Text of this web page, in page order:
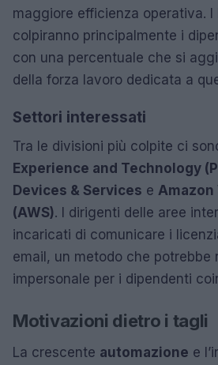
maggiore efficienza operativa. I
colpiranno principalmente i
con una percentuale che si
della forza lavoro dedicata a
Settori interessati
Tra le divisioni più colpite ci
Experience and Technology
Devices & Services e Amazon
(AWS). I dirigenti delle aree
incaricati di comunicare i
email, un metodo che potrebbe
impersonale per i dipendenti
Motivazioni dietro i tagli
La crescente automazione e